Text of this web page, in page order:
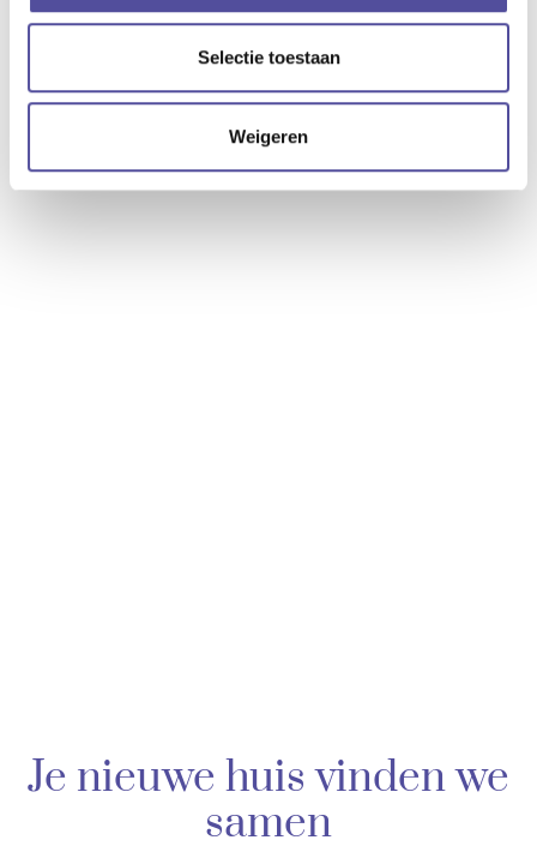
Selectie toestaan
Weigeren
Je nieuwe huis vinden we
samen